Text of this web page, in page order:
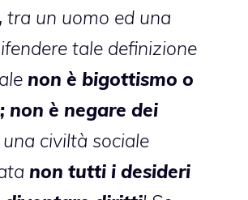
tra un uomo ed una
tale definizione
non è bigottismo o
non è negare dei
civiltà sociale
non tutti i desideri